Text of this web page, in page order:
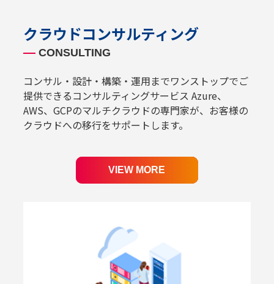
クラウドコンサルティング
CONSULTING
コンサル・設計・構築・運用までワンストップでご
提供できるコンサルティングサービス Azure、
AWS、GCPのマルチクラウドの専門家が、お客様の
クラウドへの移行をサポートします。
VIEW MORE